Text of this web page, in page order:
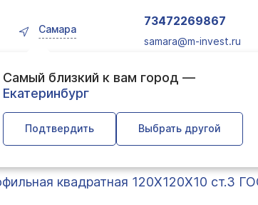
Самара
Самый близкий к вам город —
Екатеринбург
Подтвердить Выбрать другой
73472269867
samara@m-invest.ru
квадратная 120Х120Х10 ст.3